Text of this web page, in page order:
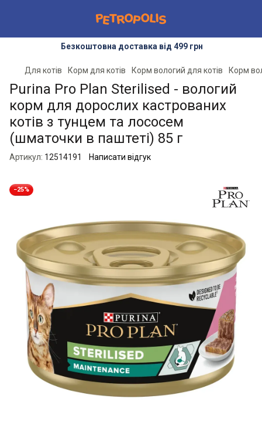
Безкоштовна доставка від 499 грн
Для котів Корм для котів Корм вологий для котів Корм
Purina Pro Plan Sterilised - вологий
корм для дорослих кастрованих
котів з тунцем та лососем
(шматочки в паштеті) 85 г
Артикул: 12514191 Написати відгук
−25%